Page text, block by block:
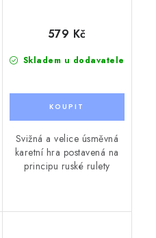
Skladem u dodavatele
579 Kč
Svižná a velice úsměvná
karetní hra postavená na
principu ruské rulety